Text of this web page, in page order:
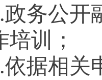
政务公开
培训；
依据相关